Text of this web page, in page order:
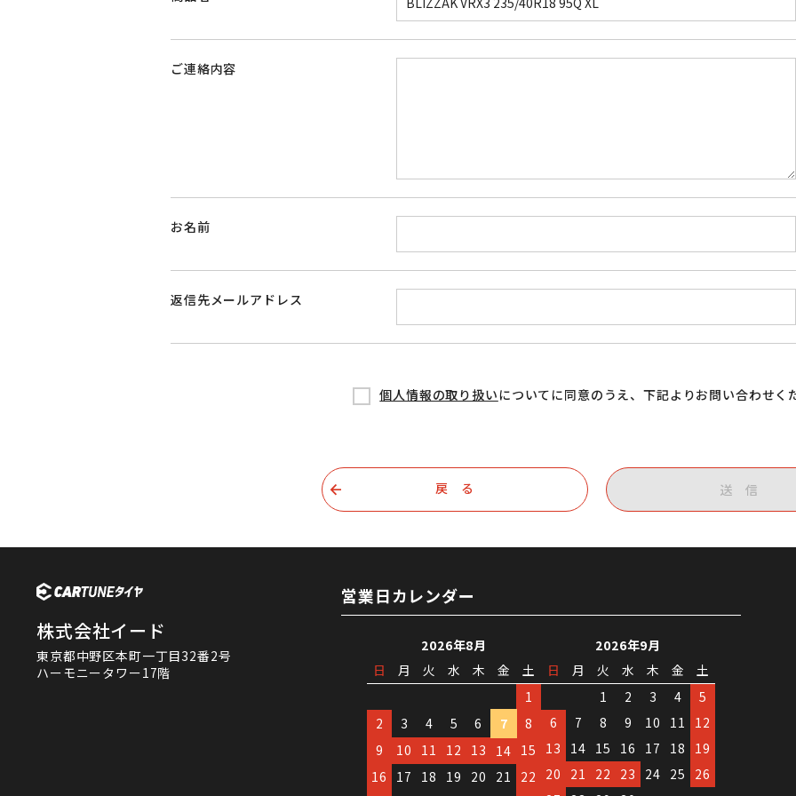
ご連絡内容
お名前
返信先メールアドレス
個人情報の取り扱いについてに同意のうえ、下記よりお問い合わせく
送 信
戻 る
株式会社イード
東京都中野区本町一丁目32番2号
ハーモニータワー17階
営業日カレンダー
2026年8月
日
月 火 水 木 金
土
1
2
3 4 5 6 7
8
9
10 11 12 13 14 15
16
17 18 19 20 21
22
2026年9月
日
月 火 水 木 金
土
1
2 3 4
5
6
7 8 9 10 11
12
13
14 15 16 17 18
19
20
21 22 23 24 25
26